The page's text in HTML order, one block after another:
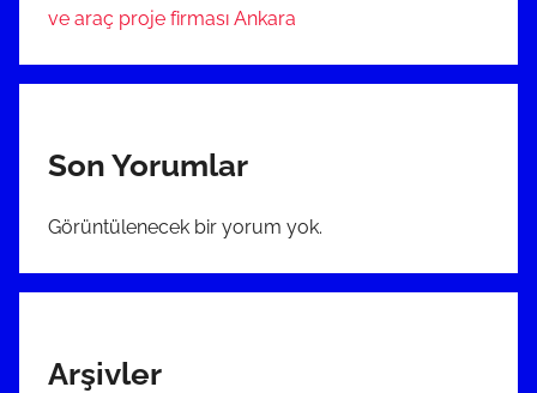
ve araç proje firması Ankara
Son Yorumlar
Görüntülenecek bir yorum yok.
Arşivler